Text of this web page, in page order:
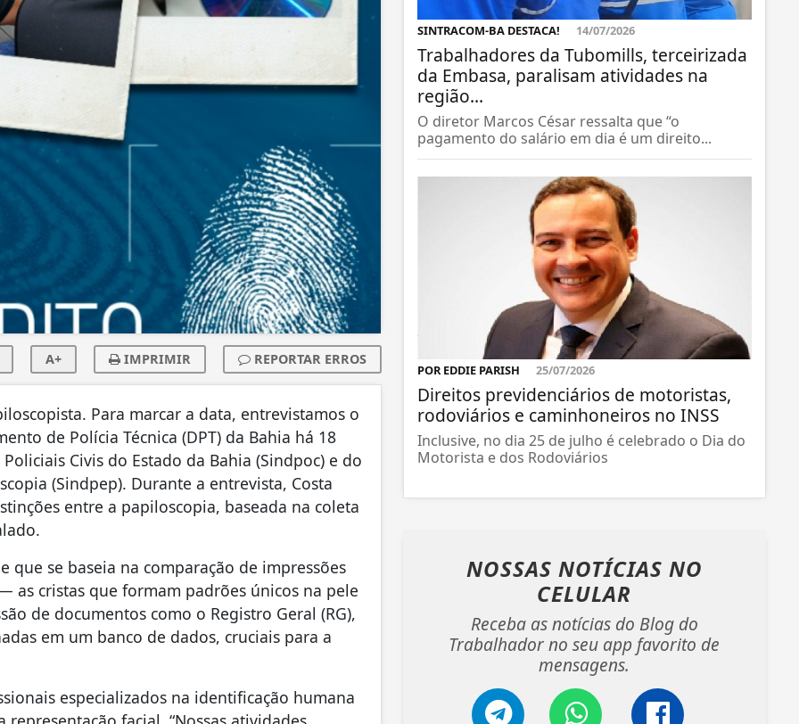
A+ IMPRIMIR REPORTAR ERROS
Para marcar a data, entrevistamos o
de Polícia Técnica (DPT) da Bahia há 18
Civis do Estado da Bahia (Sindpoc) e do
(Sindpep). Durante a entrevista, Costa
entre a papiloscopia, baseada na coleta
se baseia na comparação de impressões
as cristas que formam padrões únicos na pele
de documentos como o Registro Geral (RG),
em um banco de dados, cruciais para a
especializados na identificação humana
SINTRACOM-BA DESTACA! 14/07/2026
Trabalhadores da Tubomills, terceirizada
da Embasa, paralisam atividades na
região...
O diretor Marcos César ressalta que “o
pagamento do salário em dia é um direito...
POR EDDIE PARISH 25/07/2026
Direitos previdenciários de motoristas,
rodoviários e caminhoneiros no INSS
Inclusive, no dia 25 de julho é celebrado o Dia do
Motorista e dos Rodoviários
NOSSAS NOTÍCIAS NO
CELULAR
Receba as notícias do Blog do
Trabalhador no seu app favorito de
mensagens.